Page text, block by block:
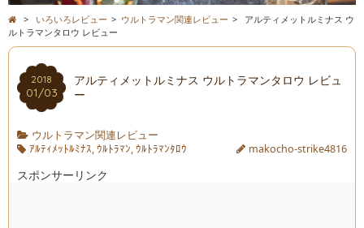
> いろいろレビュー > ウルトラマン関連レビュー >
アルティメットルミナス ウ
ルトラマンタロウ レビュー
2018
01/03
アルティメットルミナス ウルトラマンタロウ レビュ
ー
ウルトラマン関連レビュー
ｱﾙﾃｨﾒｯﾄﾙﾐﾅｽ,ｳﾙﾄﾗﾏﾝ,ｳﾙﾄﾗﾏﾝﾀﾛｳ makocho-strike4816
スポンサーリンク